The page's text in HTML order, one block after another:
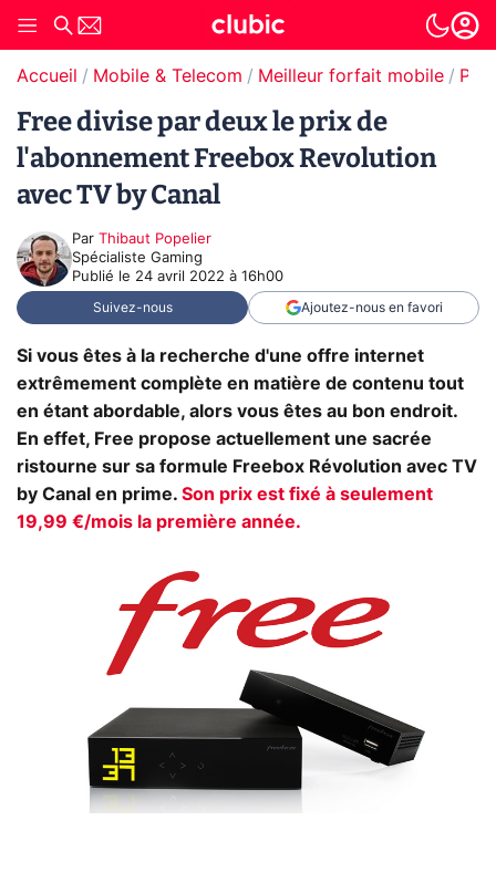
Accueil Mobile & Telecom Meilleur forfait mobile
Free divise par deux le prix de
l'abonnement Freebox Revolution
avec TV by Canal
Par Thibaut Popelier
Spécialiste Gaming
Publié le 24 avril 2022 à 16h00
Suivez-nous Ajoutez-nous en favori
Si vous êtes à la recherche d'une offre internet
extrêmement complète en matière de contenu tout
en étant abordable, alors vous êtes au bon endroit.
En effet, Free propose actuellement une sacrée
ristourne sur sa formule Freebox Révolution avec TV
by Canal en prime. Son prix est fixé à seulement
19,99 €/mois la première année.